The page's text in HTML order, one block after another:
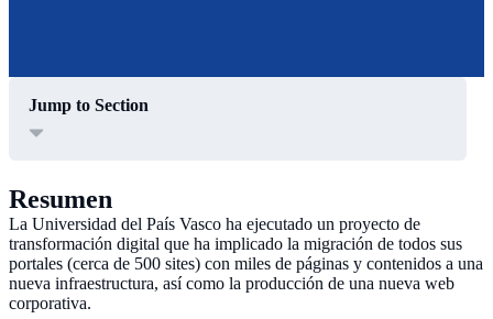
Jump to Section
Resumen
La Universidad del País Vasco ha ejecutado un proyecto de
transformación digital que ha implicado la migración de todos sus
portales (cerca de 500 sites) con miles de páginas y contenidos a una
nueva infraestructura, así como la producción de una nueva web
corporativa.